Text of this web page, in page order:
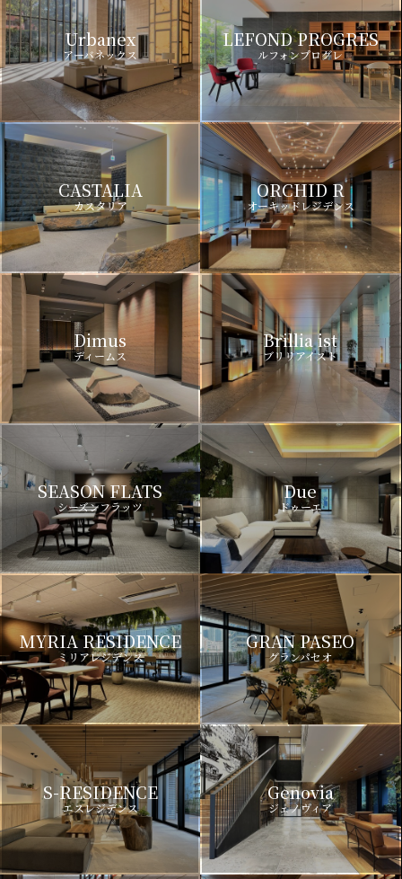
Urbanex
アーバネックス
LEFOND PROGRES
ルフォンプログレ
CASTALIA
カスタリア
ORCHID R
オーキッドレジデンス
Dimus
ディームス
Brillia ist
ブリリアイスト
SEASON FLATS
シーズンフラッツ
Due
ドゥーエ
MYRIA RESIDENCE
ミリアレジデンス
GRAN PASEO
グランパセオ
S-RESIDENCE
エスレジデンス
Genovia
ジェノヴィア